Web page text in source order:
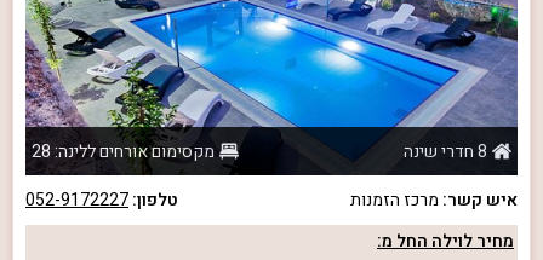
8 חדרי שינה
מקסימום אורחים ללינה: 28
איש קשר: מרכז הזמנות טלפון:052-9172227
מחיר לוילה החל מ: